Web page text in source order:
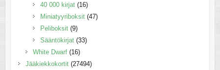
40 000 kirjat (16)
Miniatyyriboksit (47)
Peliboksit (9)
Sääntökirjat (33)
White Dwarf (16)
Jääkiekkokortit (27494)